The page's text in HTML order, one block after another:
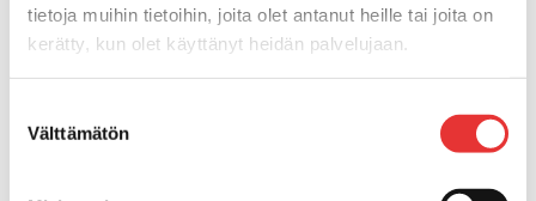
tietoja muihin tietoihin, joita olet antanut heille tai joita on
kerätty, kun olet käyttänyt heidän palvelujaan.
valinta
Välttämätön
Ajolasit
Huoltotarvikkeet
Kelkkatarvikkeet